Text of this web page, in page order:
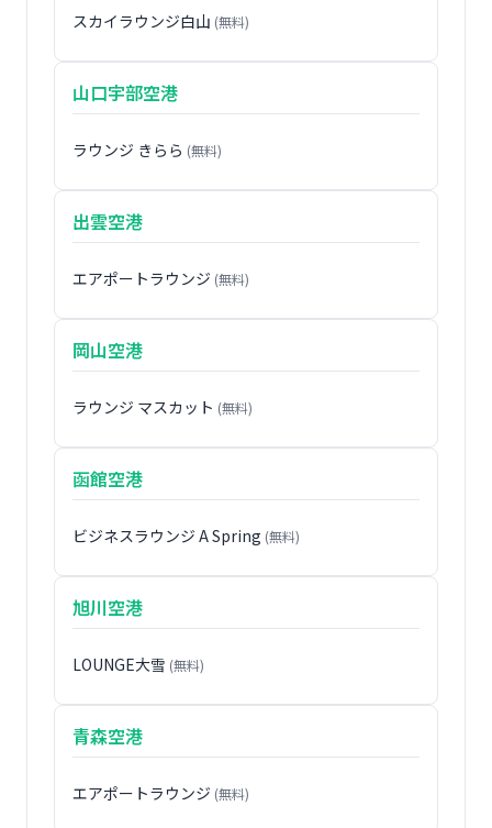
スカイラウンジ白山 (無料)
山口宇部空港
ラウンジ きらら (無料)
出雲空港
エアポートラウンジ (無料)
岡山空港
ラウンジ マスカット (無料)
函館空港
ビジネスラウンジ A Spring (無料)
旭川空港
LOUNGE大雪 (無料)
青森空港
エアポートラウンジ (無料)